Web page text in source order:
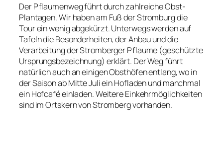
Der Pflaumenweg führt durch zahlreiche Obst-
Plantagen. Wir haben am Fuß der Stromburg die
Tour ein wenig abgekürzt. Unterwegs werden auf
Tafeln die Besonderheiten, der Anbau und die
Verarbeitung der Stromberger Pflaume (geschützte
Ursprungsbezeichnung) erklärt. Der Weg führt
natürlich auch an einigen Obsthöfen entlang, wo in
der Saison ab Mitte Juli ein Hofladen und manchmal
ein Hofcafé einladen. Weitere Einkehrmöglichkeiten
sind im Ortskern von Stromberg vorhanden.